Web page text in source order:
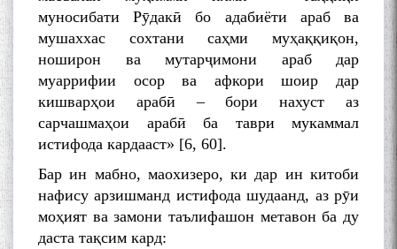
муносибати Рӯдакӣ бо адабиёти араб ва
мушаххас сохтани саҳми муҳаққиқон,
ноширон ва мутарҷимони араб дар
муаррифии осор ва афкори шоир дар
кишварҳои арабӣ – бори нахуст аз
сарчашмаҳои арабӣ ба таври мукаммал
истифода кардааст» [6, 60].
Бар ин мабно, маохизеро, ки дар ин китоби
нафису арзишманд истифода шудаанд, аз рӯи
моҳият ва замони таълифашон метавон ба ду
даста тақсим кард: